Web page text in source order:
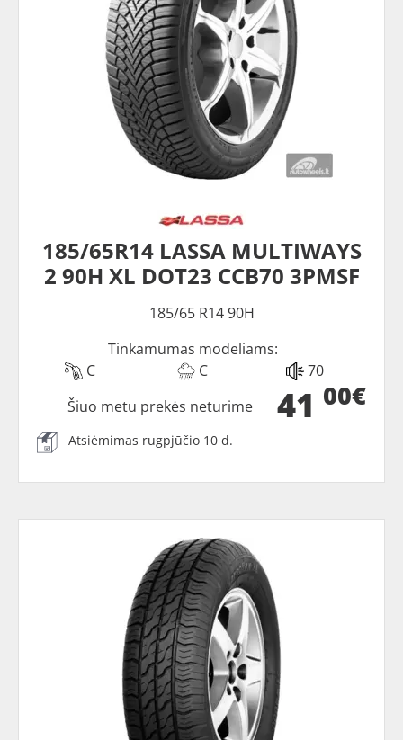
185/65R14 LASSA MULTIWAYS
2 90H XL DOT23 CCB70 3PMSF
185/65 R14 90H
Tinkamumas modeliams:
C
C 70
41 00€
Šiuo metu prekės neturime
Atsiėmimas rugpjūčio 10 d.